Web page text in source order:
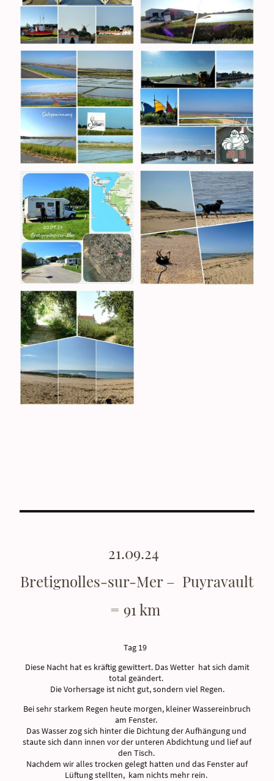
21.09.24
Bretignolles-sur-Mer – Puyravault
= 91 km
Tag 19
Diese Nacht hat es kräftig gewittert. Das Wetter hat sich damit
total geändert.
Die Vorhersage ist nicht gut, sondern viel Regen.
Bei sehr starkem Regen heute morgen, kleiner Wassereinbruch
am Fenster.
Das Wasser zog sich hinter die Dichtung der Aufhängung und
staute sich dann innen vor der unteren Abdichtung und lief auf
den Tisch.
Nachdem wir alles trocken gelegt hatten und das Fenster auf
Lüftung stellten, kam nichts mehr rein.